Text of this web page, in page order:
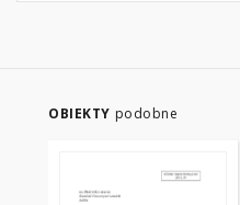
OBIEKTY podobne